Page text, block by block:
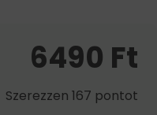
6490 Ft
Szerezzen 167 pontot